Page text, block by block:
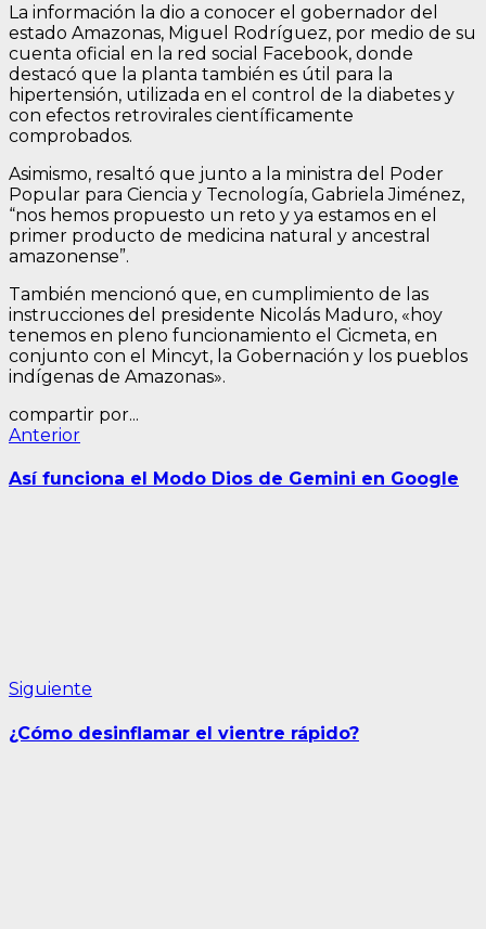
La información la dio a conocer el gobernador del
estado Amazonas, Miguel Rodríguez, por medio de su
cuenta oficial en la red social Facebook, donde
destacó que la planta también es útil para la
hipertensión, utilizada en el control de la diabetes y
con efectos retrovirales científicamente
comprobados.
Asimismo, resaltó que junto a la ministra del Poder
Popular para Ciencia y Tecnología, Gabriela Jiménez,
“nos hemos propuesto un reto y ya estamos en el
primer producto de medicina natural y ancestral
amazonense”.
También mencionó que, en cumplimiento de las
instrucciones del presidente Nicolás Maduro, «hoy
tenemos en pleno funcionamiento el Cicmeta, en
conjunto con el Mincyt, la Gobernación y los pueblos
indígenas de Amazonas».
compartir por...
Navegación
de
AnteriorEntrada
Así funciona el Modo Dios de Gemini en Google
Siguiente
¿Cómo desinflamar el vientre rápido?